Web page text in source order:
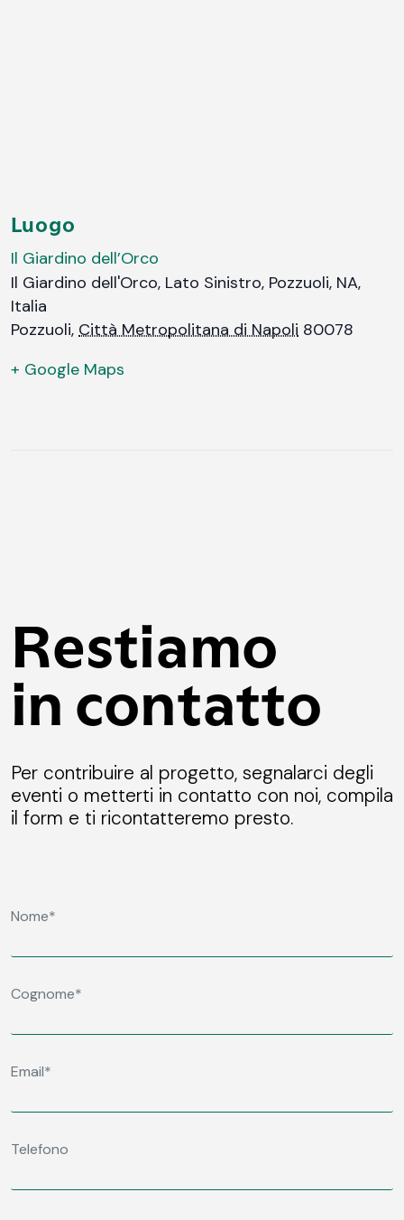
Luogo
Il Giardino dell’Orco
Il Giardino dell'Orco, Lato Sinistro, Pozzuoli, NA,
Italia
Pozzuoli, Città Metropolitana di Napoli 80078
+ Google Maps
Restiamo
in contatto
Per contribuire al progetto, segnalarci degli
eventi o metterti in contatto con noi, compila
il form e ti ricontatteremo presto.